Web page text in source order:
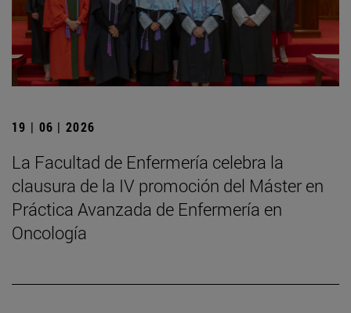
19 | 06 | 2026
La Facultad de Enfermería celebra la
clausura de la IV promoción del Máster en
Práctica Avanzada de Enfermería en
Oncología